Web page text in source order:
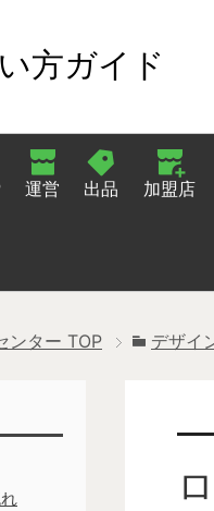
方ガイド
運営 出品 加盟店
ンター TOP デザイ